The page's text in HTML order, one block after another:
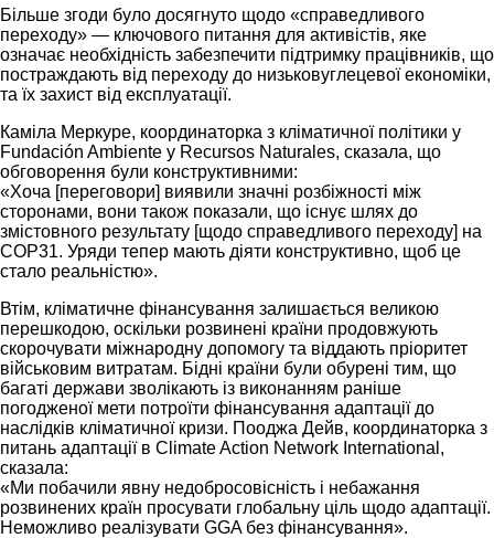
Більше згоди було досягнуто щодо «справедливого
переходу» — ключового питання для активістів, яке
означає необхідність забезпечити підтримку працівників, що
постраждають від переходу до низьковуглецевої економіки,
та їх захист від експлуатації.
Каміла Меркуре, координаторка з кліматичної політики у
Fundación Ambiente y Recursos Naturales, сказала, що
обговорення були конструктивними:
«Хоча [переговори] виявили значні розбіжності між
сторонами, вони також показали, що існує шлях до
змістовного результату [щодо справедливого переходу] на
COP31. Уряди тепер мають діяти конструктивно, щоб це
стало реальністю».
Втім, кліматичне фінансування залишається великою
перешкодою, оскільки розвинені країни продовжують
скорочувати міжнародну допомогу та віддають пріоритет
військовим витратам. Бідні країни були обурені тим, що
багаті держави зволікають із виконанням раніше
погодженої мети потроїти фінансування адаптації до
наслідків кліматичної кризи. Пооджа Дейв, координаторка з
питань адаптації в Climate Action Network International,
сказала:
«Ми побачили явну недобросовісність і небажання
розвинених країн просувати глобальну ціль щодо адаптації.
Неможливо реалізувати GGA без фінансування».